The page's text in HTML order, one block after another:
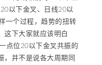
以下金叉、日线20以
一个过程，趋势的扭转
这下大家就应该明白
点位20以下金叉共振的
，并不是说各大周期同